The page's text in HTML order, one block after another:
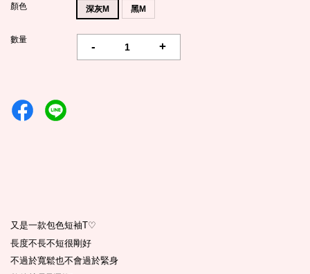
顏色 深灰M 黑M
數量
- +
又是一款包色短袖T♡
長度不長不短很剛好
不過於寬鬆也不會過於緊身